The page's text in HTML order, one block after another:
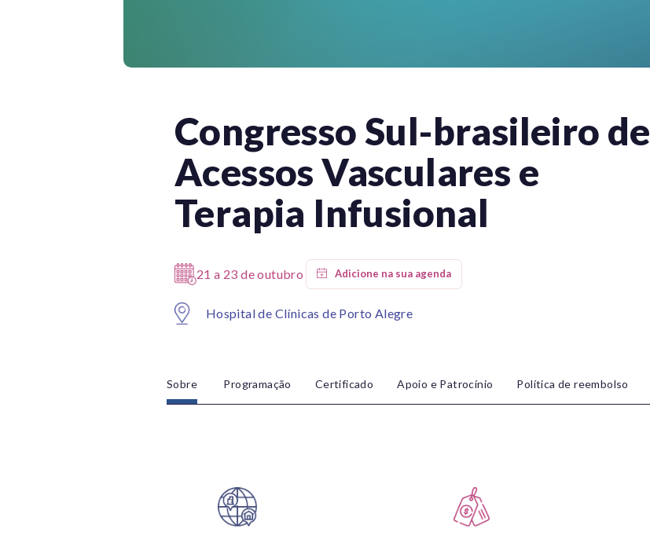
Congresso Sul-brasileiro de
Acessos Vasculares e
Terapia Infusional
21 a 23 de outubro
Hospital de Clínicas de Porto Alegre
Sobre Programação Certificado Apoio e Patrocínio Política de reembolso